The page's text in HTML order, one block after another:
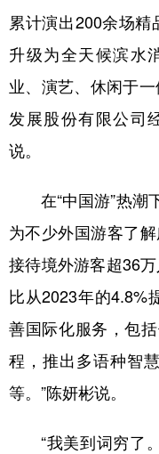
累计演出200余场精
升级为全天候滨水
业、演艺、休闲于
发展股份有限公司
说。
在“中国游”热
为不少外国游客了
接待境外游客超36
比从2023年的4.8%
善国际化服务，包
程，推出多语种智
等。”陈妍彬说。
“我美到词穷了